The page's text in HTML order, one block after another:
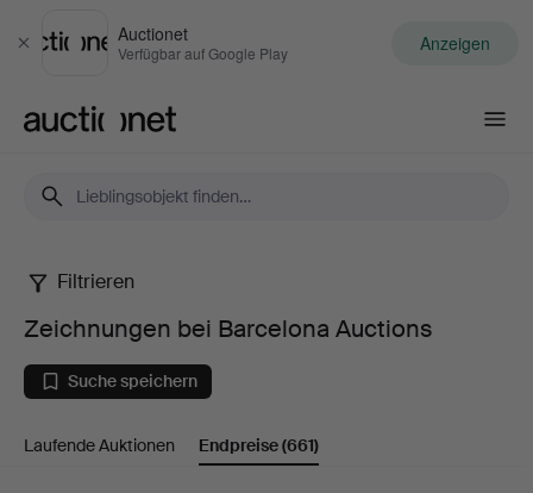
Schließen
Auctionet
Verfügbar auf Google Play Anzeigen
Zeichnungen
bei
Barcelona
Auctions
Filtrieren
Zeichnungen bei Barcelona Auctions
Suche speichern
Laufende Auktionen Endpreise(661)